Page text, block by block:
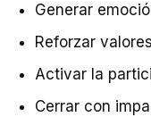
Generar
Reforzar
Activar la
Cerrar con